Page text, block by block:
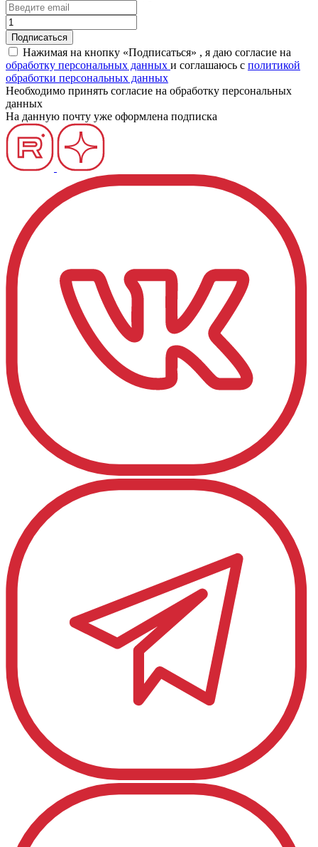
Нажимая на кнопку «Подписаться» , я даю согласие на
обработку персональных данных и соглашаюсь c политикой
обработки персональных данных
Необходимо принять согласие на обработку персональных
данных
На данную почту уже оформлена подписка